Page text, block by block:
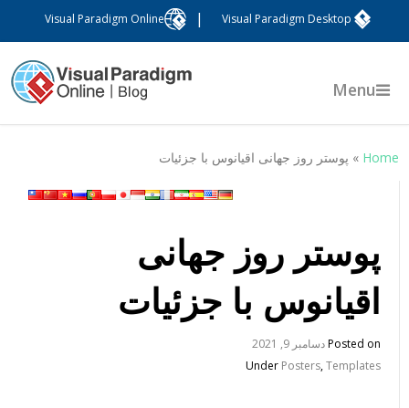
Visual Paradigm Desktop
Visual Paradigm Online
Menu
Home
» پوستر روز جهانی اقیانوس با جزئیات
پوستر روز جهانی
اقیانوس با جزئیات
Posted onدسامبر 9, 2021
UnderPosters,Templates